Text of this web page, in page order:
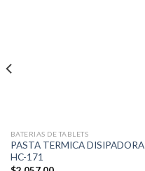
BATERIAS DE TABLETS
PASTA TERMICA DISIPADORA
HC-171